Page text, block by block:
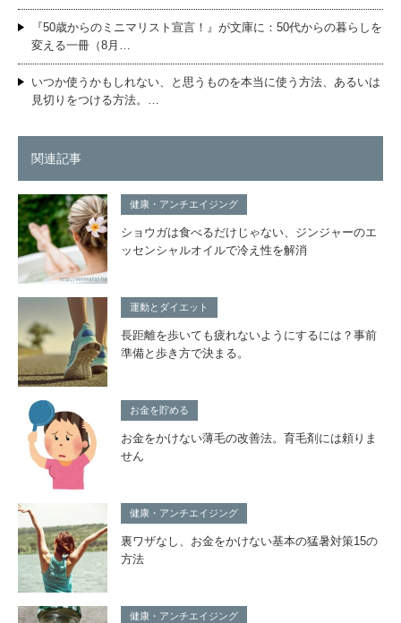
『50歳からのミニマリスト宣言！』が文庫に：50代からの暮らしを
変える一冊（8月…
いつか使うかもしれない、と思うものを本当に使う方法、あるいは
見切りをつける方法。…
関連記事
健康・アンチエイジング
ショウガは食べるだけじゃない、ジンジャーのエ
ッセンシャルオイルで冷え性を解消
運動とダイエット
長距離を歩いても疲れないようにするには？事前
準備と歩き方で決まる。
お金を貯める
お金をかけない薄毛の改善法。育毛剤には頼りま
せん
健康・アンチエイジング
裏ワザなし、お金をかけない基本の猛暑対策15の
方法
健康・アンチエイジング